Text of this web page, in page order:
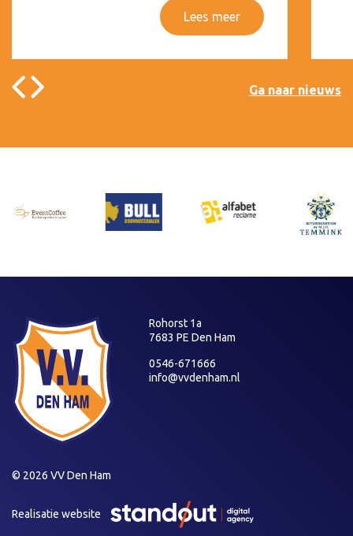
Lees meer
Ga naar nieuws
Rohorst 1a
7683 PE Den Ham
0546-671666
info@vvdenham.nl
© 2026 VV Den Ham
Realisatie website